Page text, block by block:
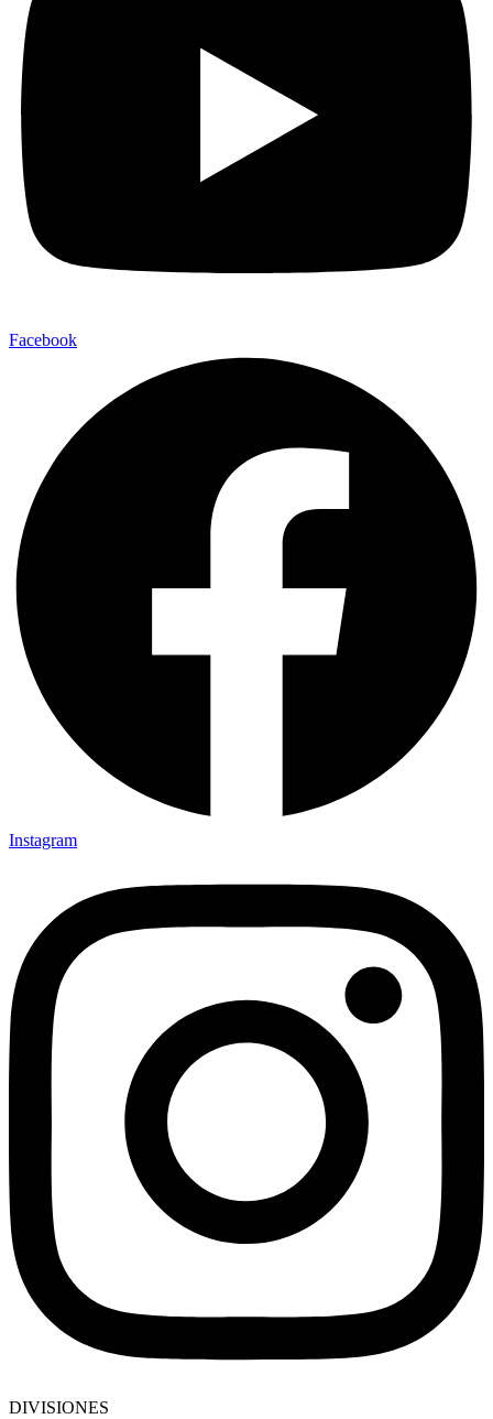
Facebook
Instagram
DIVISIONES